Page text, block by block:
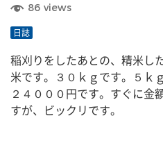
86 views
日誌
稲刈りをしたあとの、精米し
米です。３０ｋｇです。５ｋ
２４０００円です。すぐに金
すが、ビックリです。